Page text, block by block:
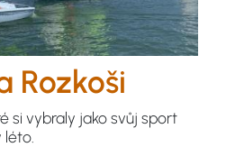
Rozkoši
si vybraly jako svůj sport